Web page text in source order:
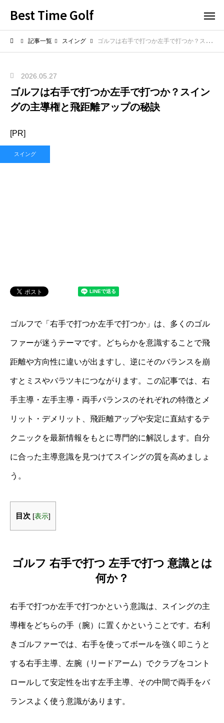
Best Time Golf
記事一覧 スイング ゴルフは右手で打つか左手で打つか？スイングの主導権と飛距離アップの秘訣
2026.05.27
ゴルフは右手で打つか左手で打つか？スイン
グの主導権と飛距離アップの秘訣
[PR]
スイング
ゴルフで「右手で打つか左手で打つか」は、多くのゴル
ファーが迷うテーマです。どちらかを意識することで飛
距離や方向性に違いが出ますし、逆にそのバランスを崩
すとミスやバラツキにつながります。この記事では、右
手主導・左手主導・両手バランスのそれぞれの特徴とメ
リット・デメリット、飛距離アップや安定に直結するテ
クニックを最新情報をもとに専門的に解説します。自分
に合った主導意識を見つけてスイングの質を高めましょ
う。
目次 [表示]
ゴルフ 右手で打つ 左手で打つ 意識とは
何か？
右手で打つか左手で打つかという意識は、スイングの主
導権をどちらの手（腕）に置くかということです。右利
きゴルファーでは、右手を使ってボールを強く叩こうと
する右手主導、左腕（リードアーム）でクラブをコント
ロールして安定性を出す左手主導、その中間で両手をバ
ランスよく使う意識があります。